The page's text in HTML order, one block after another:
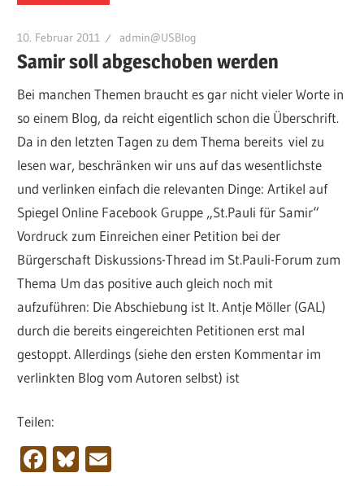
10. Februar 2011 admin@USBlog
Samir soll abgeschoben werden
Bei manchen Themen braucht es gar nicht vieler Worte in
so einem Blog, da reicht eigentlich schon die Überschrift.
Da in den letzten Tagen zu dem Thema bereits viel zu
lesen war, beschränken wir uns auf das wesentlichste
und verlinken einfach die relevanten Dinge: Artikel auf
Spiegel Online Facebook Gruppe „St.Pauli für Samir“
Vordruck zum Einreichen einer Petition bei der
Bürgerschaft Diskussions-Thread im St.Pauli-Forum zum
Thema Um das positive auch gleich noch mit
aufzuführen: Die Abschiebung ist lt. Antje Möller (GAL)
durch die bereits eingereichten Petitionen erst mal
gestoppt. Allerdings (siehe den ersten Kommentar im
verlinkten Blog vom Autoren selbst) ist
Teilen:
Facebook
Bluesky